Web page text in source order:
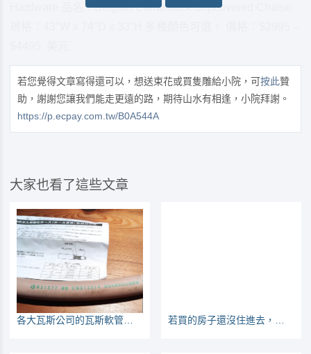
Hardware 品名：Belgian Camelback Slipcovered Chaise
若您覺得文章寫得還可以，想送束花或買隻雕給小院，可按此贊
助，謝謝您讓我們能走更遠的路，期待山水有相逢，小院拜謝。
https://p.ecpay.com.tw/B0A544A
大家也看了這些文章